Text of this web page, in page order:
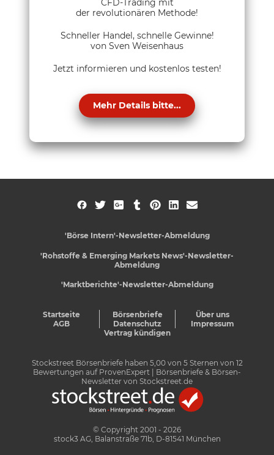
CFD-Trading mit
der revolutionären Methode!
Schneller Handel, schnelle Gewinne!
von Sven Weisenhaus
Jetzt informieren und kostenlos testen!
Mehr Details bitte...
'Börse Intern'-Newsletter-Abmeldung
'Rohstoffe & Emerging Markets News'-Newsletter-
Abmeldung
'Marktberichte'-Newsletter-Abmeldung
Startseite Börsenbriefe
Über uns
AGB
Datenschutz
Impressum
Vertrag kündigen
Stockstreet Börsenbriefe haben 5,00von 5Sternen von 12
Bewertungen auf ProvenExpert
| Börsenbriefe & Börsen-
Newsletter von Stockstreet.de
© Copyright 2001 - 2026
stock3 AG, Balanstraße 71b, D-81541 München